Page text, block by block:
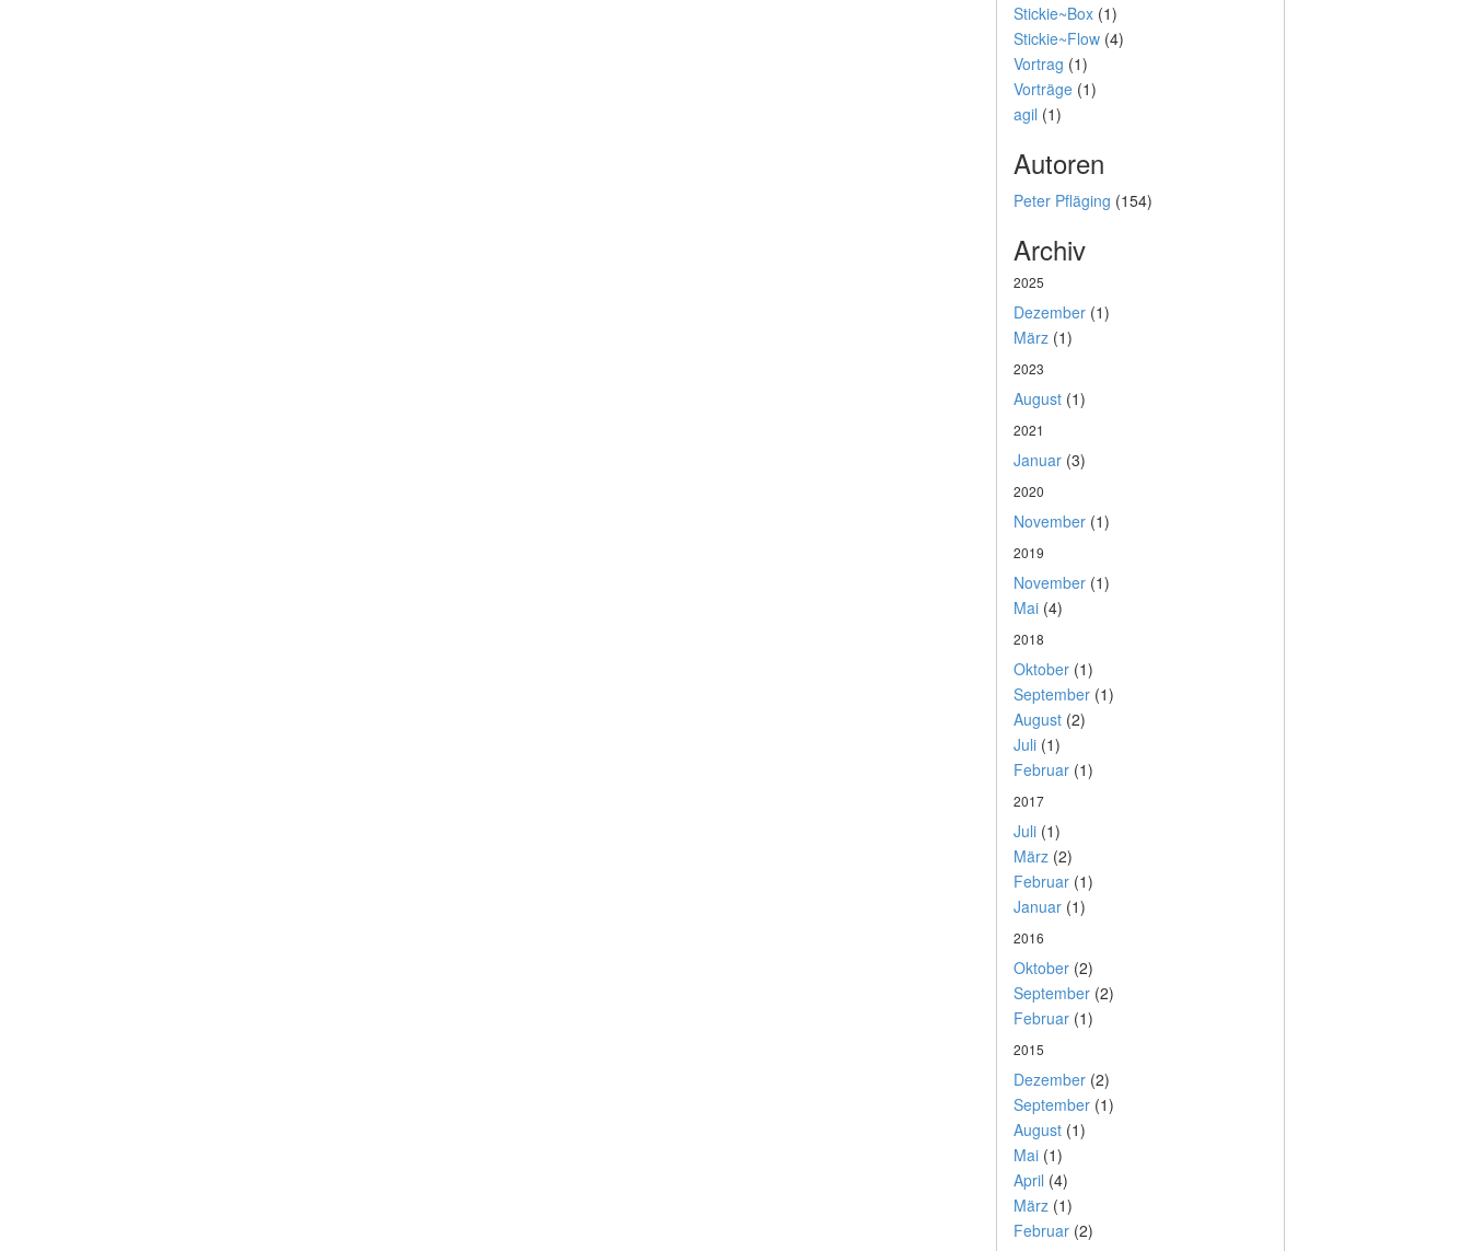
Stickie~Box(1)
Stickie~Flow(4)
Vortrag (1)
Vorträge(1)
agil (1)
Autoren
Peter Pfläging (154)
Archiv
2025
Dezember(1)
März(1)
2023
August(1)
2021
Januar(3)
2020
November(1)
2019
November(1)
Mai(4)
2018
Oktober(1)
September(1)
August(2)
Juli(1)
Februar(1)
2017
Juli(1)
März(2)
Februar(1)
Januar(1)
2016
Oktober(2)
September(2)
Februar(1)
2015
Dezember(2)
September(1)
August(1)
Mai(1)
April (4)
März(1)
Februar(2)